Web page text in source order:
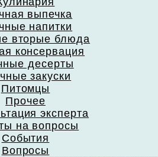
выпечка
напитки
вторые блюда
консервация
десерты
закуски
Питомцы
Прочее
эксперта
на вопросы
События
Вопросы